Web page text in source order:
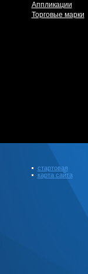
Аппликации
Торговые марки
стартовая
карта сайта